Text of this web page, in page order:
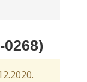
0268)